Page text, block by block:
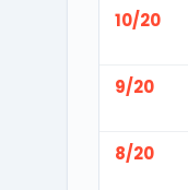
10/20
9/20
8/20